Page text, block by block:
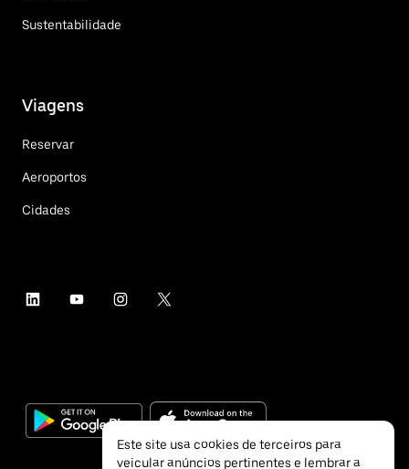
Sustentabilidade
Viagens
Reservar
Aeroportos
Cidades
Este site usa cookies de terceiros para
veicular anúncios pertinentes e lembrar a